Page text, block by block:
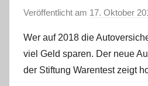
Veröffentlicht am 17. Oktober
Wer auf 2018 die
viel Geld sparen. Der neue
der Stiftung Warentest zeigt